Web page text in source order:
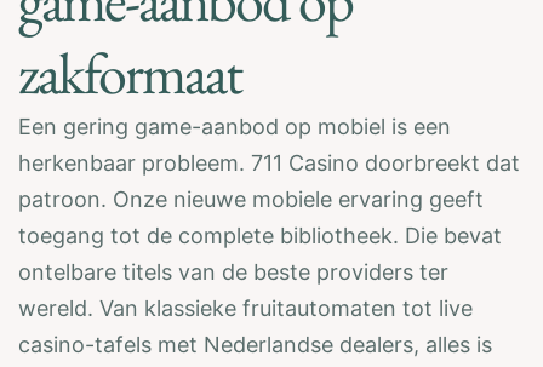
zakformaat
Een gering game-aanbod op mobiel is een
herkenbaar probleem. 711 Casino doorbreekt dat
patroon. Onze nieuwe mobiele ervaring geeft
toegang tot de complete bibliotheek. Die bevat
ontelbare titels van de beste providers ter
wereld. Van klassieke fruitautomaten tot live
casino-tafels met Nederlandse dealers, alles is